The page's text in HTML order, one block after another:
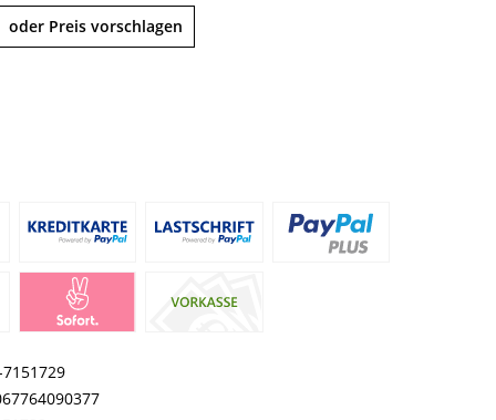
oder Preis vorschlagen
7151729